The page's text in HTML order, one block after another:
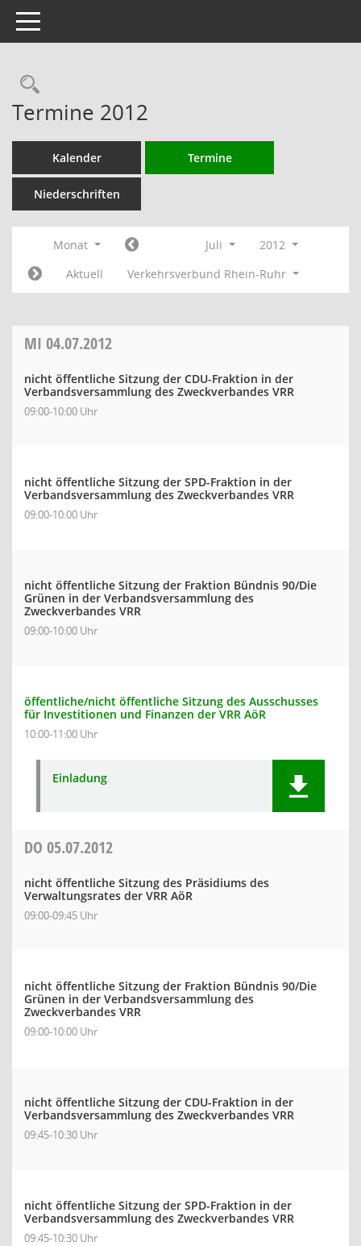
Toggle navigation
Rechercheauswahl
Termine 2012
Kalender Termine
Niederschriften
Monat Juli
2012
Aktuell
Verkehrsverbund Rhein-Ruhr
MI 04.07.2012
nicht öffentliche Sitzung der CDU-Fraktion in der
Verbandsversammlung des Zweckverbandes VRR
09:00-10:00 Uhr
nicht öffentliche Sitzung der SPD-Fraktion in der
Verbandsversammlung des Zweckverbandes VRR
09:00-10:00 Uhr
nicht öffentliche Sitzung der Fraktion Bündnis 90/Die
Grünen in der Verbandsversammlung des
Zweckverbandes VRR
09:00-10:00 Uhr
öffentliche/nicht öffentliche Sitzung des Ausschusses
für Investitionen und Finanzen der VRR AöR
10:00-11:00 Uhr
Einladung
DO 05.07.2012
nicht öffentliche Sitzung des Präsidiums des
Verwaltungsrates der VRR AöR
09:00-09:45 Uhr
nicht öffentliche Sitzung der Fraktion Bündnis 90/Die
Grünen in der Verbandsversammlung des
Zweckverbandes VRR
09:00-10:00 Uhr
nicht öffentliche Sitzung der CDU-Fraktion in der
Verbandsversammlung des Zweckverbandes VRR
09:45-10:30 Uhr
nicht öffentliche Sitzung der SPD-Fraktion in der
Verbandsversammlung des Zweckverbandes VRR
09:45-10:30 Uhr